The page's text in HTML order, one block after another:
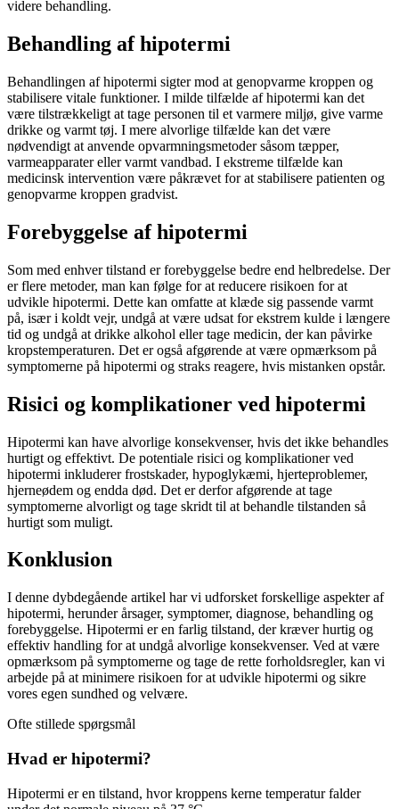
videre behandling.
Behandling af hipotermi
Behandlingen af hipotermi sigter mod at genopvarme kroppen og
stabilisere vitale funktioner. I milde tilfælde af hipotermi kan det
være tilstrækkeligt at tage personen til et varmere miljø, give varme
drikke og varmt tøj. I mere alvorlige tilfælde kan det være
nødvendigt at anvende opvarmningsmetoder såsom tæpper,
varmeapparater eller varmt vandbad. I ekstreme tilfælde kan
medicinsk intervention være påkrævet for at stabilisere patienten og
genopvarme kroppen gradvist.
Forebyggelse af hipotermi
Som med enhver tilstand er forebyggelse bedre end helbredelse. Der
er flere metoder, man kan følge for at reducere risikoen for at
udvikle hipotermi. Dette kan omfatte at klæde sig passende varmt
på, især i koldt vejr, undgå at være udsat for ekstrem kulde i længere
tid og undgå at drikke alkohol eller tage medicin, der kan påvirke
kropstemperaturen. Det er også afgørende at være opmærksom på
symptomerne på hipotermi og straks reagere, hvis mistanken opstår.
Risici og komplikationer ved hipotermi
Hipotermi kan have alvorlige konsekvenser, hvis det ikke behandles
hurtigt og effektivt. De potentiale risici og komplikationer ved
hipotermi inkluderer frostskader, hypoglykæmi, hjerteproblemer,
hjerneødem og endda død. Det er derfor afgørende at tage
symptomerne alvorligt og tage skridt til at behandle tilstanden så
hurtigt som muligt.
Konklusion
I denne dybdegående artikel har vi udforsket forskellige aspekter af
hipotermi, herunder årsager, symptomer, diagnose, behandling og
forebyggelse. Hipotermi er en farlig tilstand, der kræver hurtig og
effektiv handling for at undgå alvorlige konsekvenser. Ved at være
opmærksom på symptomerne og tage de rette forholdsregler, kan vi
arbejde på at minimere risikoen for at udvikle hipotermi og sikre
vores egen sundhed og velvære.
Ofte stillede spørgsmål
Hvad er hipotermi?
Hipotermi er en tilstand, hvor kroppens kerne temperatur falder